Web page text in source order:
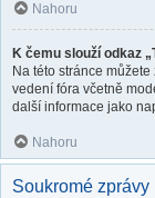
Nahoru
K čemu slouží odkaz
Na této stránce
vedení fóra včetně
další informace jako
Nahoru
Soukromé zprávy